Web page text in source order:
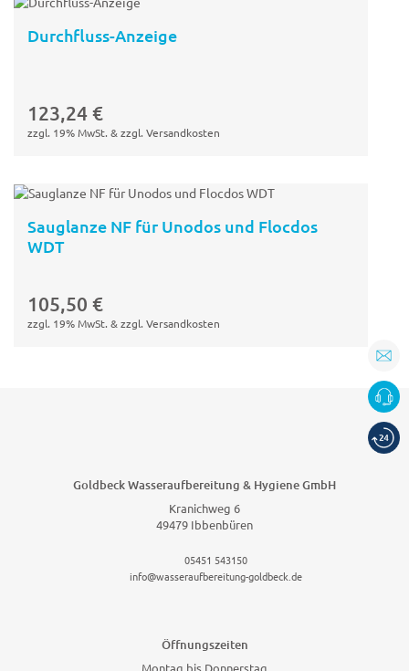
Durchfluss-Anzeige
123,24 €
zzgl. 19% MwSt. & zzgl. Versandkosten
Sauglanze NF für Unodos und Flocdos
WDT
105,50 €
zzgl. 19% MwSt. & zzgl. Versandkosten
Goldbeck Wasseraufbereitung & Hygiene GmbH
Kranichweg 6
49479 Ibbenbüren
05451 543150
info@wasseraufbereitung-goldbeck.de
Öffnungszeiten
Montag bis Donnerstag